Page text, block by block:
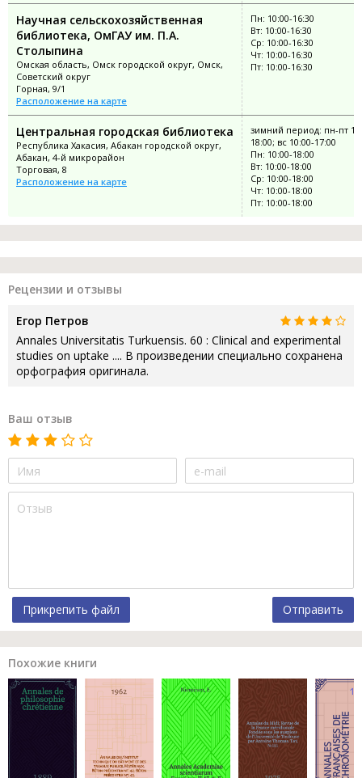
Научная сельскохозяйственная
библиотека, ОмГАУ им. П.А.
Столыпина
Омская область, Омск городской округ, Омск,
Советский округ
Горная, 9/1
Расположение на карте
Пн: 10:00-16:30
Вт: 10:00-16:30
Ср: 10:00-16:30
Чт: 10:00-16:30
Пт: 10:00-16:30
Центральная городская библиотека
Республика Хакасия, Абакан городской округ,
Абакан, 4-й микрорайон
Торговая, 8
Расположение на карте
зимний период: пн-пт
18:00; вс 10:00-17:00
Пн: 10:00-18:00
Вт: 10:00-18:00
Ср: 10:00-18:00
Чт: 10:00-18:00
Пт: 10:00-18:00
Рецензии и отзывы
Егор Петров
Annales Universitatis Turkuensis. 60 : Clinical and experimental
studies on uptake .... В произведении специально сохранена
орфография оригинала.
Ваш отзыв
Прикрепить файл Отправить
Похожие книги